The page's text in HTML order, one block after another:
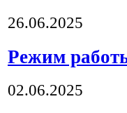
26.06.2025
Режим
02.06.2025